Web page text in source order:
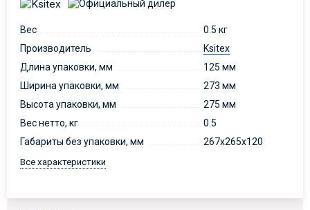
Вес
0.5 кг
Производитель
Ksitex
Длина упаковки, мм
125 мм
Ширина упаковки, мм
273 мм
Высота упаковки, мм
275 мм
Вес нетто, кг
0.5
Габариты без упаковки, мм
267x265x120
Все характеристики